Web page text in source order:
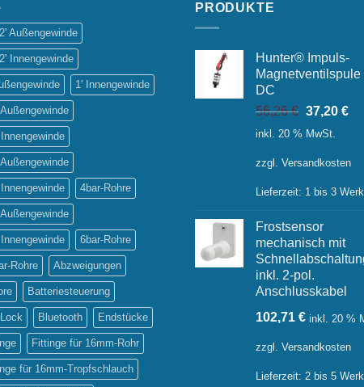
Außengewinde
Innengewinde
1' Innengewinde
4bar-Rohre
6bar-Rohre
Rohre Abzweigungen
Batteriesteuerung
Bluetooth Endstücke
Fittinge für 16mm-Rohr
für 16mm-Tropfschlauch
PRODUKTE
Hunter® Impuls-
Magnetventilspule
DC
56,26€
Preis
56,26 €
37,20 €
inkl. 20 % MwSt.
zzgl. Versandkosten
Lieferzeit: 1 bis 3
Frostsensor
mechanisch mit
inkl. 2-pol.
Anschlusskabel
102,71 € inkl. 20 %
zzgl. Versandkosten
Lieferzeit: 2 bis 5